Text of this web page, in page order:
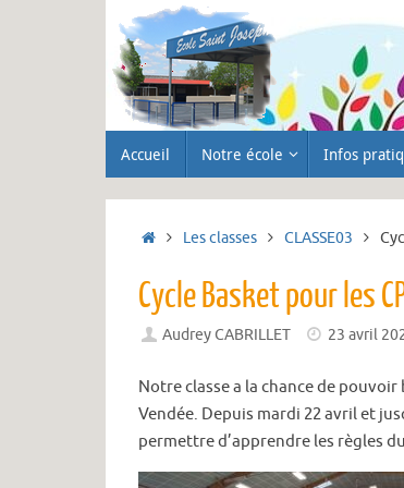
Accueil Notre école Infos
AccueilLes classes CLASSE03
Cycle Basket pour les
Audrey CABRILLET 23 avril
Notre classe a la chance de
Vendée. Depuis mardi 22 avril et
permettre d’apprendre les règles